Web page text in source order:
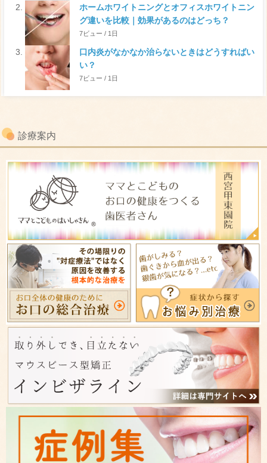
ホームホワイトニングとオフィスホワイトニン
グ違いを比較｜効果があるのはどっち？
7ビュー / 1日
口内炎がなかなか治らないときはどうすればい
い？
7ビュー / 1日
診療案内